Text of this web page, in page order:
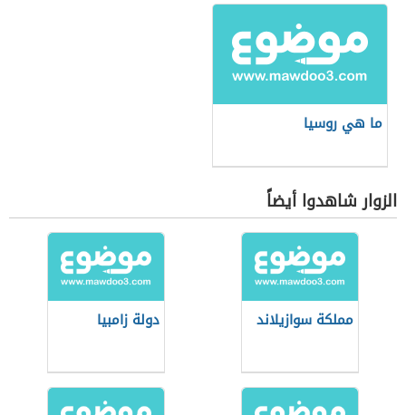
ما هي روسيا
الزوار شاهدوا أيضاً
مملكة سوازيلاند دولة زامبيا